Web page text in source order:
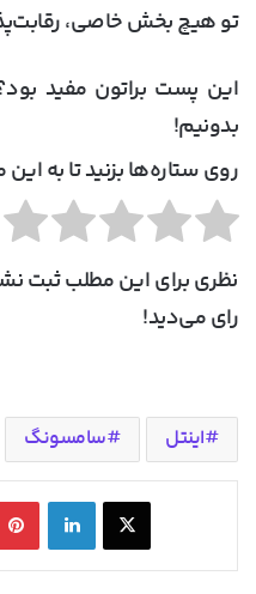
تو هیچ بخش خاصی،
این پست براتون مفید
بدونیم!
روی ستاره‌ها بزنید تا به این
نظری برای این مطلب ثبت
رای می‌دید!
اینتل سامسونگ
X